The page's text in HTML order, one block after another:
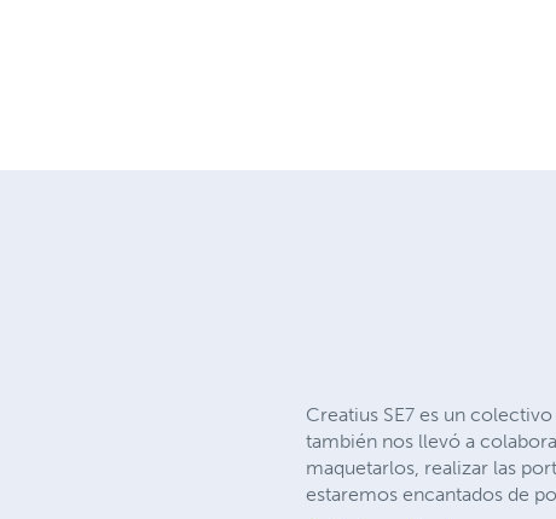
Creatius SE7 es un
también nos llevó a
maquetarlos, realizar las
estaremos encantados de